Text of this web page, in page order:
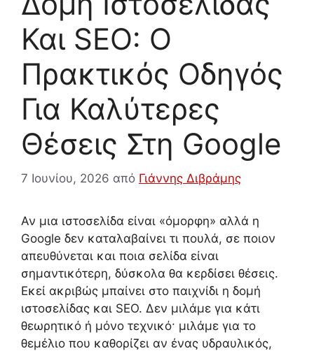
Και SEO: Ο
Πρακτικός Οδηγός
Για Καλύτερες
Θέσεις Στη Google
7 Ιουνίου, 2026 από Γιάννης Διβράμης
Αν μια ιστοσελίδα είναι «όμορφη» αλλά η
Google δεν καταλαβαίνει τι πουλά, σε ποιον
απευθύνεται και ποια σελίδα είναι
σημαντικότερη, δύσκολα θα κερδίσει θέσεις.
Εκεί ακριβώς μπαίνει στο παιχνίδι η δομή
ιστοσελίδας και SEO. Δεν μιλάμε για κάτι
θεωρητικό ή μόνο τεχνικό· μιλάμε για το
θεμέλιο που καθορίζει αν ένας υδραυλικός,